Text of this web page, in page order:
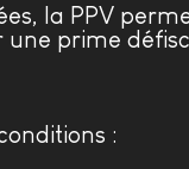
la PPV
prime
: